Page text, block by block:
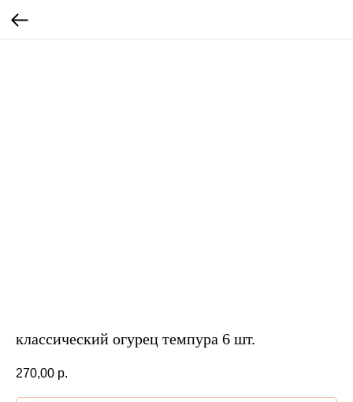
классический огурец темпура 6 шт.
270,00 р.